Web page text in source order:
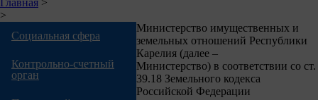
Строка
навигации
Главная >
>
Социальная сфера
Контрольно-счетный
орган
Министерство имущественных и
земельных отношений Республики
Карелия (далее –
Министерство) в соответствии со ст.
39.18 Земельного кодекса
Российской Федерации